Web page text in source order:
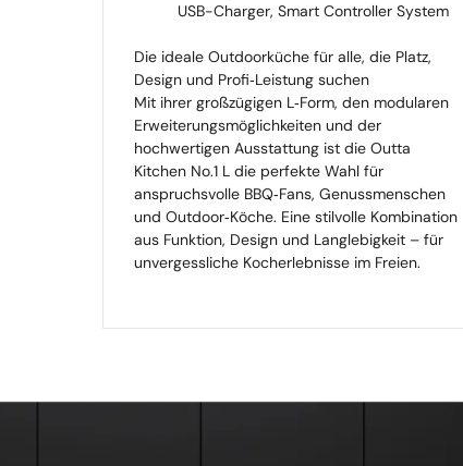
USB-Charger, Smart Controller System
Die ideale Outdoorküche für alle, die Platz,
Design und Profi‑Leistung suchen
Mit ihrer großzügigen L‑Form, den modularen
Erweiterungsmöglichkeiten und der
hochwertigen Ausstattung ist die Outta
Kitchen No.1 L die perfekte Wahl für
anspruchsvolle BBQ‑Fans, Genussmenschen
und Outdoor‑Köche. Eine stilvolle Kombination
aus Funktion, Design und Langlebigkeit – für
unvergessliche Kocherlebnisse im Freien.